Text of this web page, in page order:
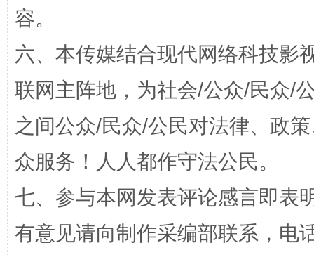
容。
六、本传媒结合现代网络科技影
联网主阵地，为社会/公众/民众/
之间公众/民众/公民对法律、政
众服务！人人都作守法公民。
七、参与本网发表评论感言即表
有意见请向制作采编部联系，电